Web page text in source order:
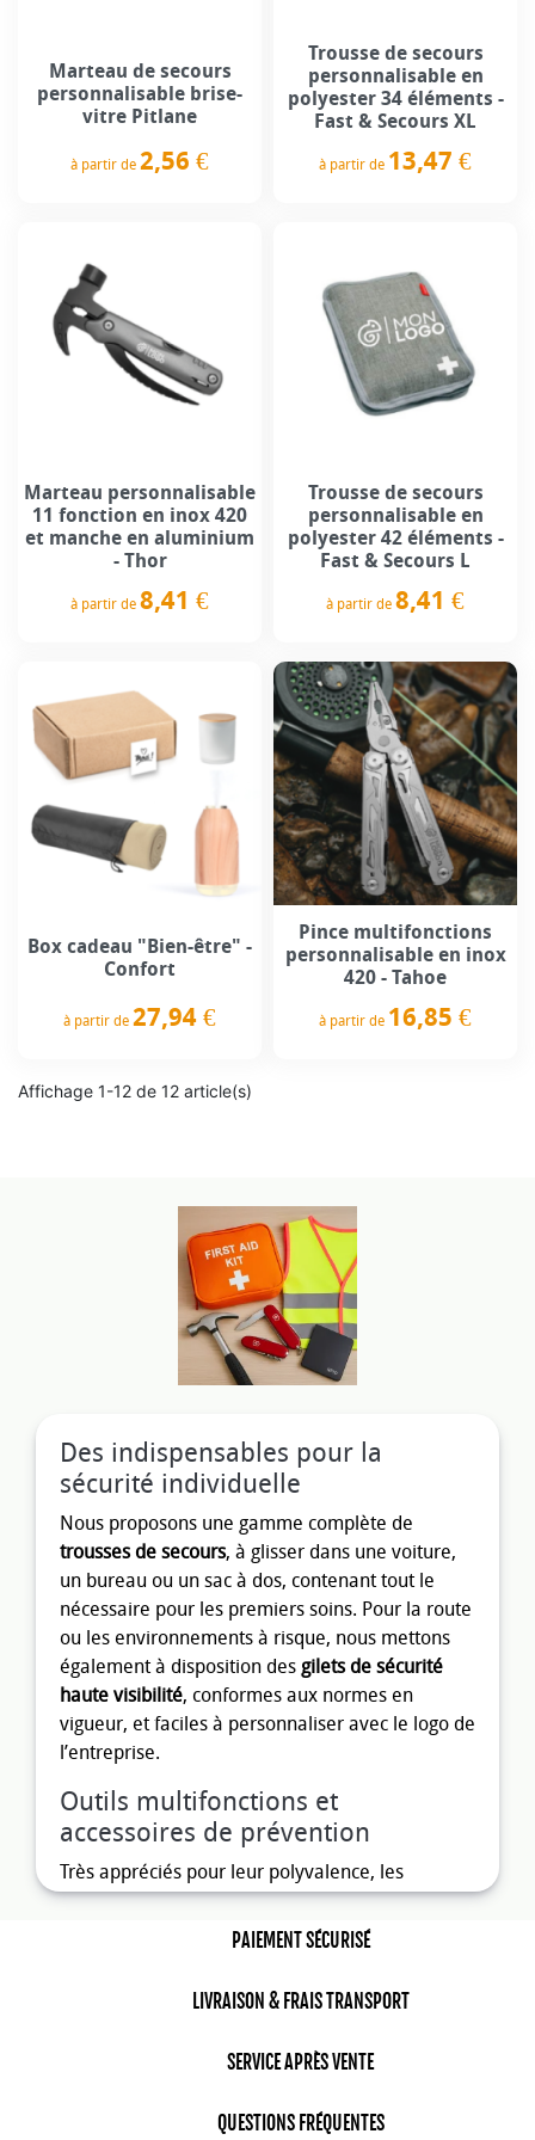
Des indispensables pour la
sécurité individuelle
Nous proposons une gamme complète de
trousses de secours, à glisser dans une voiture,
un bureau ou un sac à dos, contenant tout le
nécessaire pour les premiers soins. Pour la route
ou les environnements à risque, nous mettons
également à disposition des gilets de sécurité
haute visibilité, conformes aux normes en
vigueur, et faciles à personnaliser avec le logo de
l’entreprise.
Outils multifonctions et
accessoires de prévention
Très appréciés pour leur polyvalence, les
marteaux multifonctions,pincesoucouteaux
combinent robustesse et
techniciens, les nomades ou les collaborateurs
ayant besoin d’outils à portée de main. Nous
ainsi que desmarteaux brise-
professionnels ou personnels.
Marteau de secours
personnalisable brise-
vitre Pitlane
à partir de 2,56 €
Trousse de secours
personnalisable en
polyester 34 éléments -
Fast & Secours XL
à partir de 13,47 €
Marteau personnalisable
11 fonction en inox 420
et manche en aluminium
- Thor
à partir de 8,41 €
Trousse de secours
personnalisable en
polyester 42 éléments -
Fast & Secours L
à partir de 8,41 €
Box cadeau "Bien-être" -
Confort
à partir de 27,94 €
Pince multifonctions
personnalisable en inox
420 - Tahoe
à partir de 16,85 €
Affichage 1-12 de 12 article(s)
PAIEMENT SÉCURISÉ
LIVRAISON & FRAIS TRANSPORT
SERVICE APRÈS VENTE
QUESTIONS FRÉQUENTES